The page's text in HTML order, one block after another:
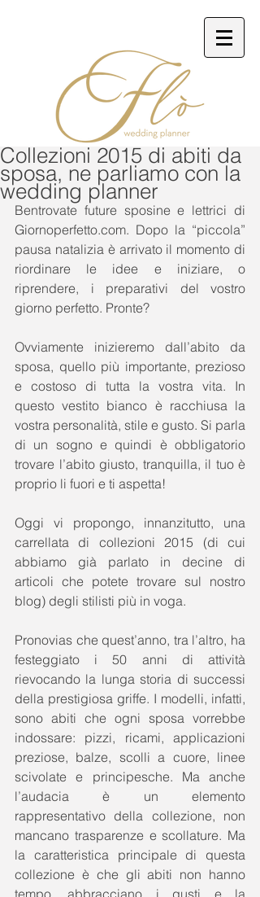
Collezioni 2015 di abiti da
sposa, ne parliamo con la
wedding planner
Bentrovate future sposine e lettrici di
Giornoperfetto.com. Dopo la “piccola”
pausa natalizia è arrivato il momento di
riordinare le idee e iniziare, o
riprendere, i preparativi del vostro
giorno perfetto. Pronte?
Ovviamente inizieremo dall’abito da
sposa, quello più importante, prezioso
e costoso di tutta la vostra vita. In
questo vestito bianco è racchiusa la
vostra personalità, stile e gusto. Si parla
di un sogno e quindi è obbligatorio
trovare l’abito giusto, tranquilla, il tuo è
proprio li fuori e ti aspetta!
Oggi vi propongo, innanzitutto, una
carrellata di collezioni 2015 (di cui
abbiamo già parlato in decine di
articoli che potete trovare sul nostro
blog) degli stilisti più in voga.
Pronovias che quest’anno, tra l’altro, ha
festeggiato i 50 anni di attività
rievocando la lunga storia di successi
della prestigiosa griffe. I modelli, infatti,
sono abiti che ogni sposa vorrebbe
indossare: pizzi, ricami, applicazioni
preziose, balze, scolli a cuore, linee
scivolate e principesche. Ma anche
l’audacia è un elemento
rappresentativo della collezione, non
mancano trasparenze e scollature. Ma
la caratteristica principale di questa
collezione è che gli abiti non hanno
tempo, abbracciano i gusti e la